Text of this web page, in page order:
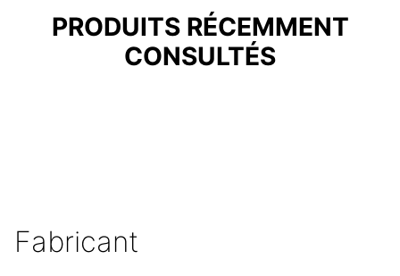
PRODUITS RÉCEMMENT
CONSULTÉS
Fabricant